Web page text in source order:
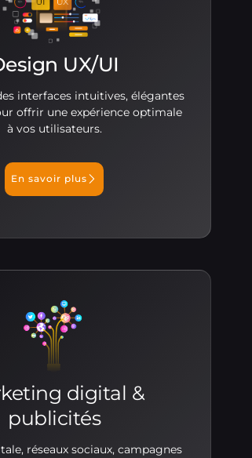
UX/UI
interfaces intuitives, élégantes
offrir une expérience optimale
à vos utilisateurs.
En savoir plus
digital &
publicités
réseaux sociaux, campagnes